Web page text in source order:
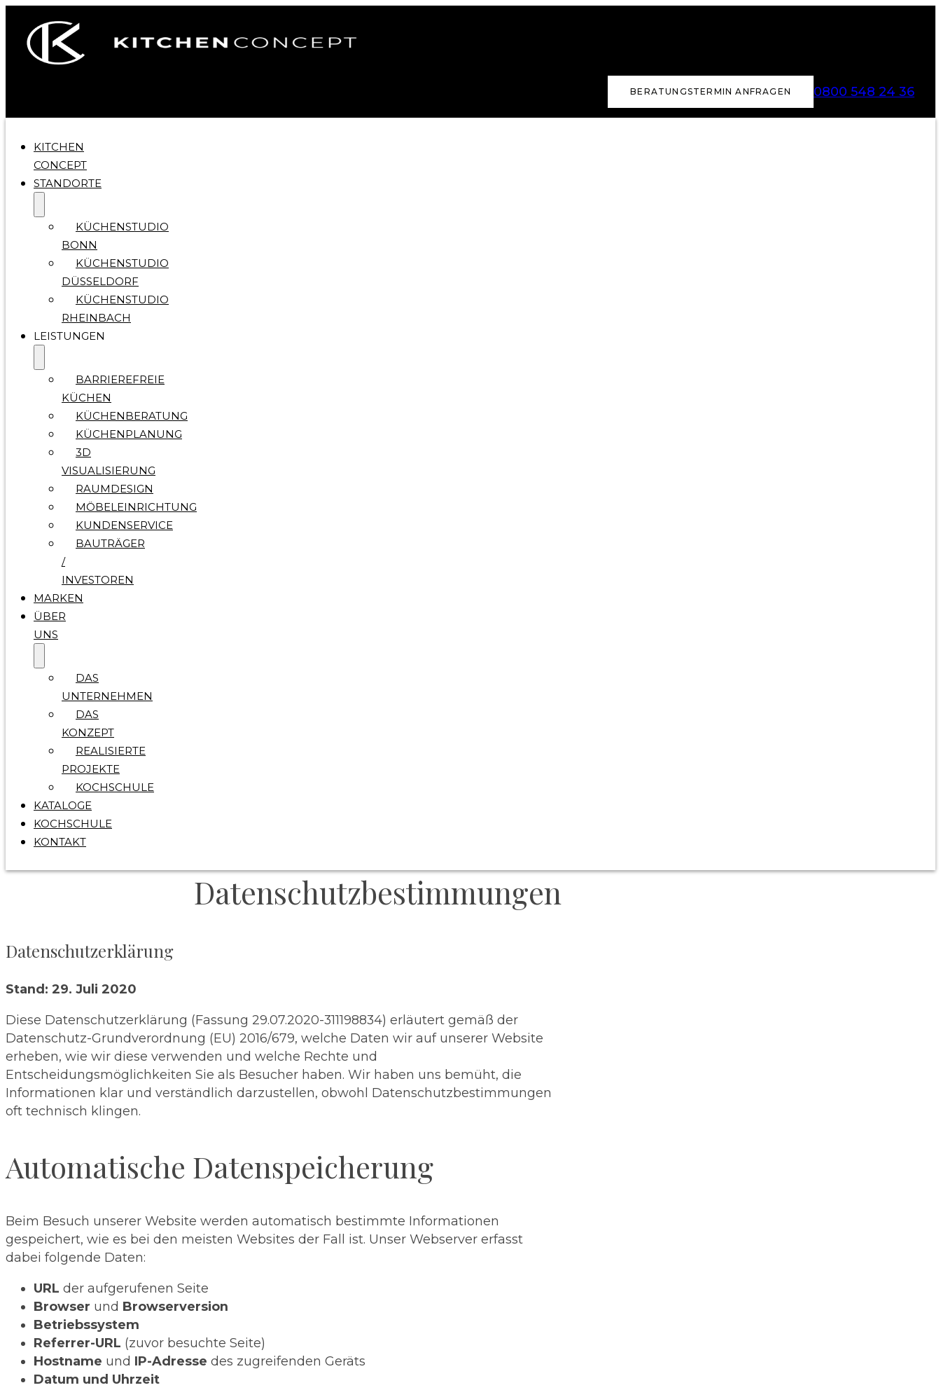
BERATUNGSTERMIN ANFRAGEN 0800 548 24 36
KITCHEN
CONCEPT
STANDORTE
KÜCHENSTUDIO
BONN
KÜCHENSTUDIO
DÜSSELDORF
KÜCHENSTUDIO
RHEINBACH
LEISTUNGEN
BARRIEREFREIE
KÜCHEN
KÜCHENBERATUNG
KÜCHENPLANUNG
3D
VISUALISIERUNG
RAUMDESIGN
MÖBELEINRICHTUNG
KUNDENSERVICE
BAUTRÄGER
/
INVESTOREN
MARKEN
ÜBER
UNS
DAS
UNTERNEHMEN
DAS
KONZEPT
REALISIERTE
PROJEKTE
KOCHSCHULE
KATALOGE
KOCHSCHULE
KONTAKT
Datenschutzbestimmungen
Datenschutzerklärung
Stand: 29. Juli 2020
Diese Datenschutzerklärung (Fassung 29.07.2020-311198834) erläutert gemäß der
Datenschutz-Grundverordnung (EU) 2016/679, welche Daten wir auf unserer Website
erheben, wie wir diese verwenden und welche Rechte und
Entscheidungsmöglichkeiten Sie als Besucher haben. Wir haben uns bemüht, die
Informationen klar und verständlich darzustellen, obwohl Datenschutzbestimmungen
oft technisch klingen.
Automatische Datenspeicherung
Beim Besuch unserer Website werden automatisch bestimmte Informationen
gespeichert, wie es bei den meisten Websites der Fall ist. Unser Webserver erfasst
dabei folgende Daten:
URL der aufgerufenen Seite
Browser und Browserversion
Betriebssystem
Referrer-URL (zuvor besuchte Seite)
Hostname und IP-Adresse des zugreifenden Geräts
Datum und Uhrzeit